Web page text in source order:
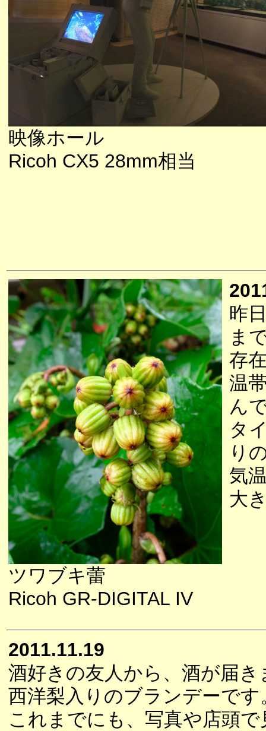
映像ホール
Ricoh CX5 28mm相当
ツワブキ蕾
Ricoh GR-DIGITAL IV
昨
ま
存
温
ん
タ
り
気
大
2011.11.19
酒好きの友人から、酒が届き
西洋梨入りのブランデーです
これまでにも、写真や店頭